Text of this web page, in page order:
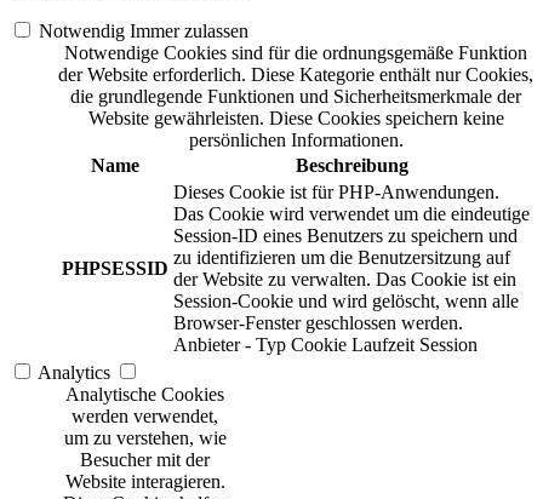
Notwendig Immer zulassen
Notwendige Cookies sind für die ordnungsgemäße Funktion
der Website erforderlich. Diese Kategorie enthält nur Cookies,
die grundlegende Funktionen und Sicherheitsmerkmale der
Website gewährleisten. Diese Cookies speichern keine
persönlichen Informationen.
Name
Beschreibung
PHPSESSID
Dieses Cookie ist für PHP-Anwendungen.
Das Cookie wird verwendet um die eindeutige
Session-ID eines Benutzers zu speichern und
zu identifizieren um die Benutzersitzung auf
der Website zu verwalten. Das Cookie ist ein
Session-Cookie und wird gelöscht, wenn alle
Browser-Fenster geschlossen werden.
Anbieter - Typ Cookie Laufzeit Session
Analytics
Analytische Cookies
werden verwendet,
um zu verstehen, wie
Besucher mit der
Website interagieren.